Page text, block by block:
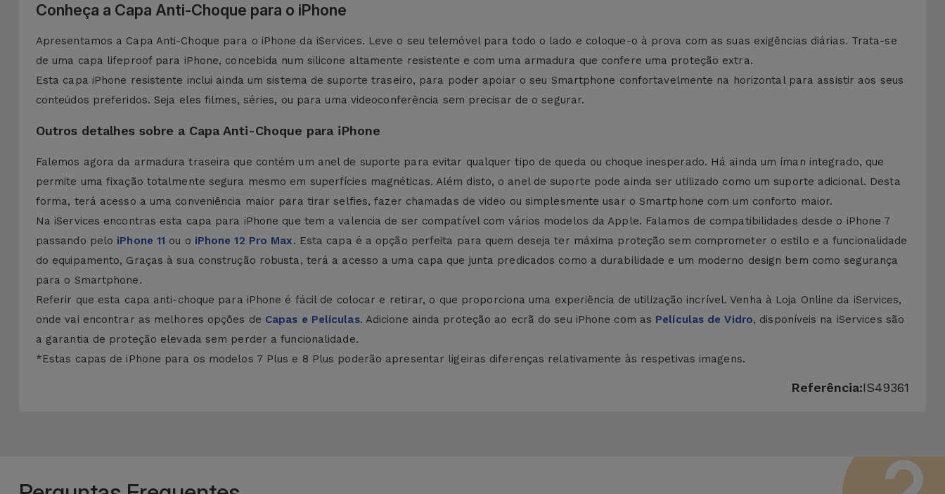
Conheça a Capa Anti-Choque para o iPhone
Apresentamos a Capa Anti-Choque para o iPhone da iServices. Leve o seu telemóvel para todo o lado e coloque-o à prova com as suas exigências diárias. Trata-se
de uma capa lifeproof para iPhone, concebida num silicone altamente resistente e com uma armadura que confere uma proteção extra.
Esta capa iPhone resistente inclui ainda um sistema de suporte traseiro, para poder apoiar o seu Smartphone confortavelmente na horizontal para assistir aos seus
conteúdos preferidos. Seja eles filmes, séries, ou para uma videoconferência sem precisar de o segurar.
Outros detalhes sobre a Capa Anti-Choque para iPhone
Falemos agora da armadura traseira que contém um anel de suporte para evitar qualquer tipo de queda ou choque inesperado. Há ainda um íman integrado, que
permite uma fixação totalmente segura mesmo em superfícies magnéticas. Além disto, o anel de suporte pode ainda ser utilizado como um suporte adicional. Desta
forma, terá acesso a uma conveniência maior para tirar selfies, fazer chamadas de video ou simplesmente usar o Smartphone com um conforto maior.
Na iServices encontras esta capa para iPhone que tem a valencia de ser compatível com vários modelos da Apple. Falamos de compatibilidades desde o iPhone 7
passando pelo iPhone 11 ou o iPhone 12 Pro Max. Esta capa é a opção perfeita para quem deseja ter máxima proteção sem comprometer o estilo e a funcionalidade
do equipamento, Graças à sua construção robusta, terá a acesso a uma capa que junta predicados como a durabilidade e um moderno design bem como segurança
para o Smartphone.
Referir que esta capa anti-choque para iPhone é fácil de colocar e retirar, o que proporciona uma experiência de utilização incrível. Venha à Loja Online da iServices,
onde vai encontrar as melhores opções de Capas e Películas. Adicione ainda proteção ao ecrã do seu iPhone com as Películas de Vidro, disponíveis na iServices são
a garantia de proteção elevada sem perder a funcionalidade.
*Estas capas de iPhone para os modelos 7 Plus e 8 Plus poderão apresentar ligeiras diferenças relativamente às respetivas imagens.
Referência:IS49361